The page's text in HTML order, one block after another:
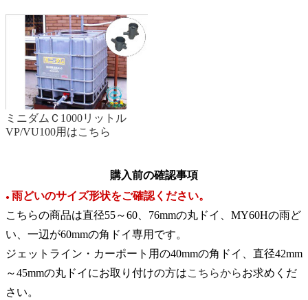
ミニダムＣ1000リットル
VP/VU100用はこちら
購入前の確認事項
● 雨どいのサイズ形状をご確認ください。
こちらの商品は直径55～60、76mmの丸ドイ、MY60Hの雨ど
い、一辺が60mmの角ドイ専用です。
ジェットライン・カーポート用の40mmの角ドイ、直径42mm
～45mmの丸ドイにお取り付けの方はこちらからお求めくだ
さい。